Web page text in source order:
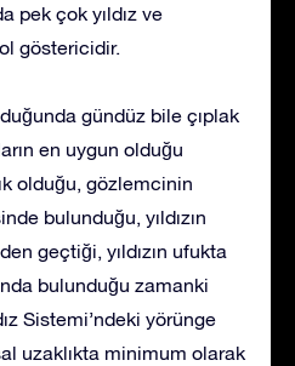
pek çok yıldız ve
göstericidir.
gündüz bile çıplak
en uygun olduğu
olduğu, gözlemcinin
bulunduğu, yıldızın
geçtiği, yıldızın ufukta
bulunduğu zamanki
Sistemi’ndeki yörünge
uzaklıkta minimum olarak